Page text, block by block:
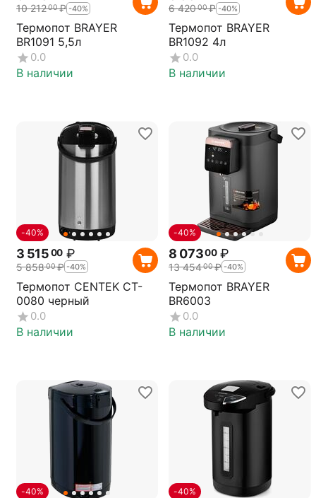
10 21200₽ -40%
Термопот BRAYER
BR1091 5,5л
0.0
В наличии
6 42000₽ -40%
Термопот BRAYER
BR1092 4л
0.0
В наличии
-40%
3 51500 ₽
5 85800₽ -40%
Термопот CENTEK CT-
0080 черный
0.0
В наличии
-40%
8 07300 ₽
13 45400₽ -40%
Термопот BRAYER
BR6003
0.0
В наличии
-40% -40%